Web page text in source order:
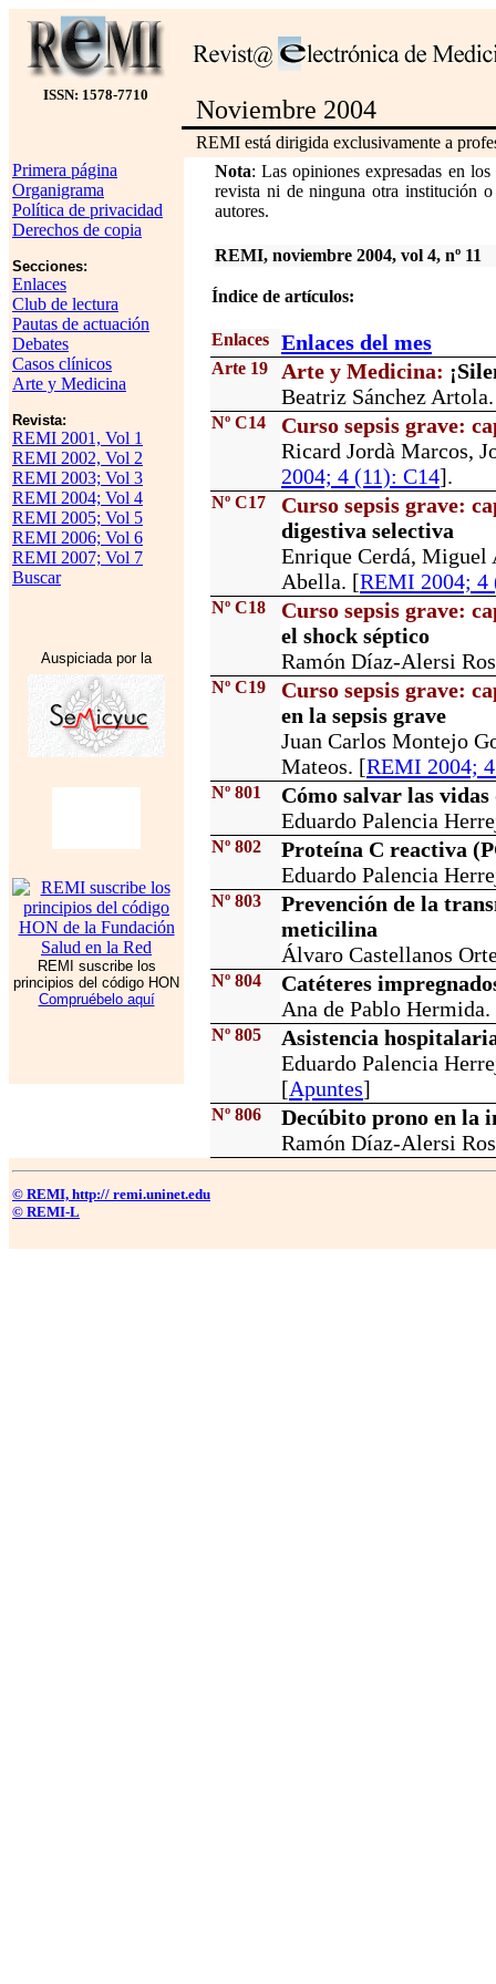
ISSN: 1578-7710
Noviembre 2004
REMI está dirigida exclusivamente a
Primera página
Organigrama
Política de privacidad
Derechos de copia
Secciones:
Enlaces
Club de lectura
Pautas de actuación
Debates
Casos clínicos
Arte y Medicina
Revista:
REMI 2001, Vol 1
REMI 2002, Vol 2
REMI 2003; Vol 3
REMI 2004; Vol 4
REMI 2005; Vol 5
REMI 2006; Vol 6
REMI 2007; Vol 7
Buscar
Auspiciada por la
REMI suscribe los
principios del código HON
Compruébelo aquí
Nota: Las opiniones expresadas en
revista ni de ninguna otra institución
autores.
REMI, noviembre 2004, vol 4, nº 11
Índice de artículos:
Enlaces Enlaces del mes
Arte 19 Arte y Medicina:
Beatriz Sánchez
Nº C14
Curso sepsis grave:
Ricard Jordà Marcos,
2004; 4 (11): C14].
Nº C17
Curso sepsis grave:
digestiva selectiva
Enrique Cerdá, Miguel
Abella. [REMI 2004; 4
Nº C18
Curso sepsis grave:
el shock séptico
Ramón Díaz-Alersi
Nº C19
Curso sepsis grave:
en la sepsis grave
Juan Carlos Montejo
Mateos. [REMI 2004;
Nº 801
Cómo salvar las vidas
Eduardo Palencia
Nº 802
Proteína C reactiva
Eduardo Palencia
Nº 803
Prevención de la
meticilina
Álvaro Castellanos
Nº 804
Catéteres
Ana de Pablo
Nº 805
Asistencia
Eduardo Palencia
[Apuntes]
Nº 806
Decúbito prono en la
Ramón Díaz-Alersi
© REMI, http:// remi.uninet.edu
© REMI-L